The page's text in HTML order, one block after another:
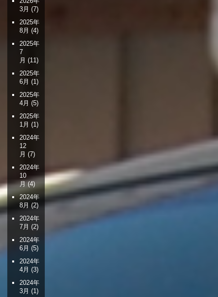
3月 (7)
2025年
8月 (4)
2025年
7
月 (11)
2025年
6月 (1)
2025年
4月 (5)
2025年
1月 (1)
2024年
12
月 (7)
2024年
10
月(4)
2024年
8月 (2)
2024年
7月 (2)
2024年
6月 (5)
2024年
4月 (3)
2024年
3月 (1)